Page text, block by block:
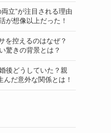
立”が注目される理由
が想像以上だった！
を控えるのはなぜ？
驚きの背景とは？
後どうしていた？親
んだ意外な関係とは！